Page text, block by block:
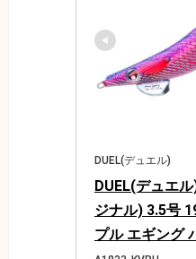
DUEL(デュエル)
DUEL(デュエ
ジナル) 3.5号
プル エギング